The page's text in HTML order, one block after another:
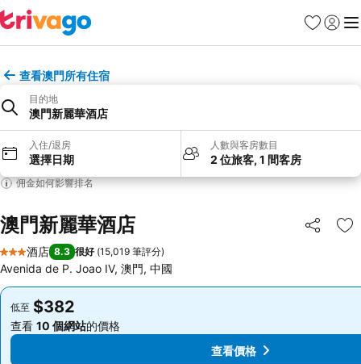
收藏夾
登入 選
查看澳門所有住宿
目的地
澳門新麗華酒店
入住/退房
選擇日期
人數與客房數目
2 位旅客, 1 間客房
佣金如何影響排名
澳門新麗華酒店 分享
放
3 星級
酒店 8.3 很好 (15,019 筆評分)
Avenida de P. Joao IV, 澳門, 中國
低至 $382
查看 10 個網站的價格
低至 $382
查看 10 個網站的價格
查看價格